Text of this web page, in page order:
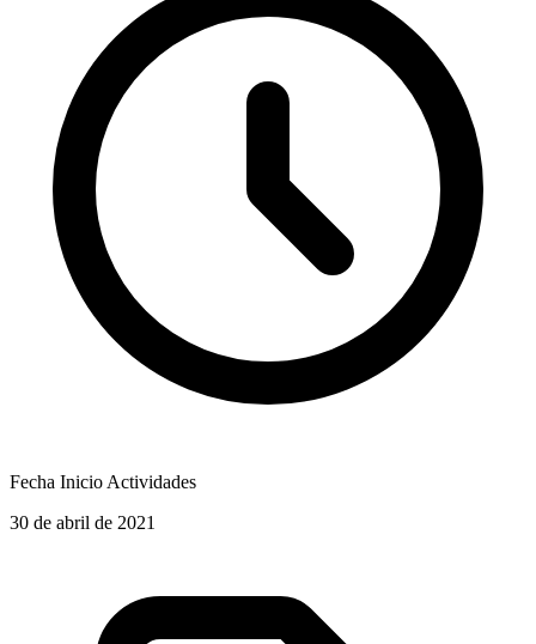
Fecha Inicio Actividades
30 de abril de 2021